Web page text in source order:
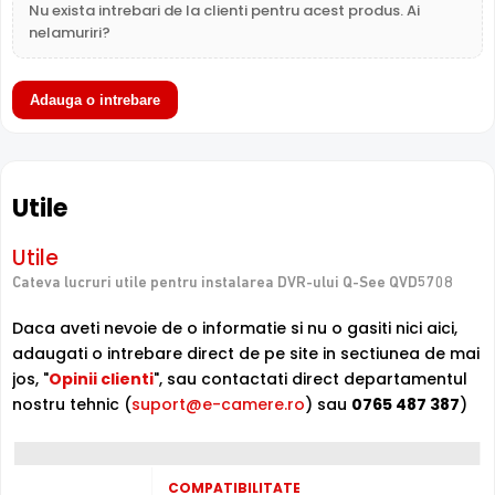
si banda de retea.
Q-SEE QVD5708 este un DVR cu 16 canale video
poate inregistra imagini provenite de la camere de
Tehnologie
HDCVI, HDTVI, AHD, ANALOGICA, IP . Pentru echipamentele
compatibile, puteti gasi in tabul "Utile" link-uri catre
Inregistrare
Puteti inregistra imagini de la camere de supraveghere
video, pe acest DVR, folosind compresia H.265+ / H.265 /
etc.), folosind hard disk-uri interne, neincluse in pachet
Nu exista intrebari de la clienti pentru acest produs. Ai
nelamuriri?
Adauga o intrebare
Utile
Utile
Cateva lucruri utile pentru instalarea DVR-ului Q-See QVD5708
Daca aveti nevoie de o informatie si nu o gasiti nici aici,
adaugati o intrebare direct de pe site in sectiunea de mai
jos, "Opinii clienti", sau contactati direct departamentul
nostru tehnic (suport@e-camere.ro) sau 0765 487 387)
COMPATIBILITATE